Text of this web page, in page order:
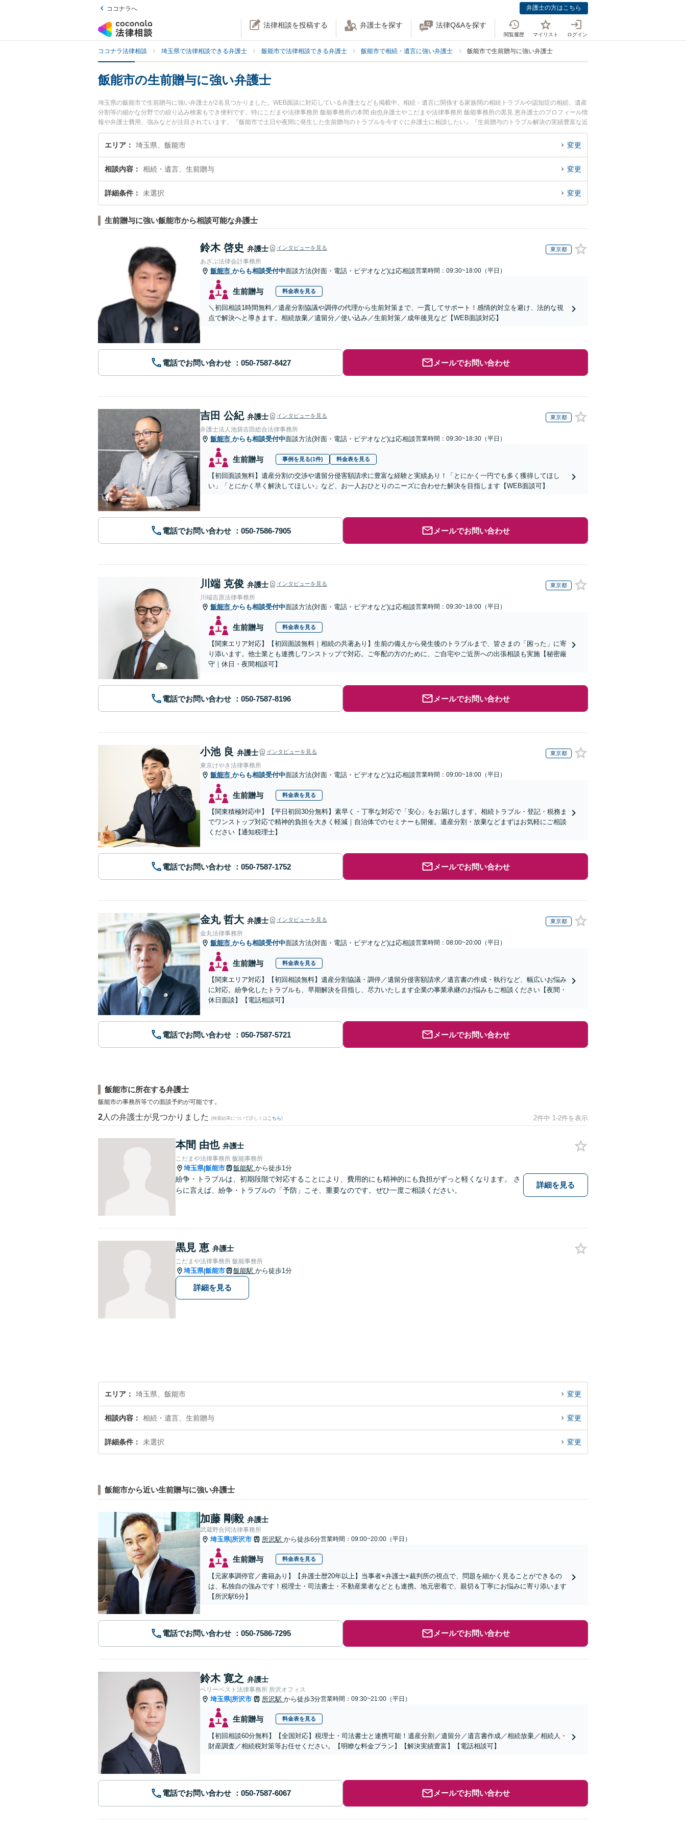
ココナラへ 弁護士の方はこちら
法律相談を投稿する 弁護士を探す 法律Q&Aを探す
閲覧履歴 マイリスト ログイン
ココナラ法律相談 埼玉県で法律相談できる弁護士 飯能市で法律相談できる弁護士 飯能市で相続・遺言に強い弁護士 飯能市で生前贈与に強い弁護士
飯能市の生前贈与に強い弁護士
埼玉県の飯能市で生前贈与に強い弁護士が2名見つかりました。WEB面談に対応している弁護士なども掲載中。相続・遺言に関係する家族間の相続トラブルや認知症の相続、遺産
分割等の細かな分野での絞り込み検索もでき便利です。特にこだまや法律事務所 飯能事務所の本間 由也弁護士やこだまや法律事務所 飯能事務所の黒見 恵弁護士のプロフィール情
報や弁護士費用、強みなどが注目されています。『飯能市で土日や夜間に発生した生前贈与のトラブルを今すぐに弁護士に相談したい』『生前贈与のトラブル解決の実績豊富な近
くの弁護士を検索したい』『初回相談無料で生前贈与を法律相談できる飯能市内の弁護士に相談予約したい』などでお困りの相談者さんにおすすめです。
エリア 埼玉県、飯能市 変更
相談内容 相続・遺言、生前贈与 変更
詳細条件 未選択 変更
生前贈与に強い飯能市から相談可能な弁護士
鈴木 啓史 弁護士 インタビューを見る 東京都
あざぶ法律会計事務所
飯能市 からも相談受付中面談方法(対面・電話・ビデオなど)は応相談営業時間：09:30~18:00（平日）
生前贈与 料金表を見る
＼初回相談1時間無料／遺産分割協議や調停の代理から生前対策まで、一貫してサポート！感情的対立を避け、法的な視
点で解決へと導きます。相続放棄／遺留分／使い込み／生前対策／成年後見など【WEB面談対応】
電話でお問い合わせ メールでお問い合わせ
吉田 公紀 弁護士 インタビューを見る 東京都
弁護士法人池袋吉田総合法律事務所
飯能市 からも相談受付中面談方法(対面・電話・ビデオなど)は応相談営業時間：09:30~18:30（平日）
生前贈与 事例を見る(1件) 料金表を見る
【初回面談無料】遺産分割の交渉や遺留分侵害額請求に豊富な経験と実績あり！「とにかく一円でも多く獲得してほし
い」「とにかく早く解決してほしい」など、お一人おひとりのニーズに合わせた解決を目指します【WEB面談可】
電話でお問い合わせ メールでお問い合わせ
川端 克俊 弁護士 インタビューを見る 東京都
川端吉原法律事務所
飯能市 からも相談受付中面談方法(対面・電話・ビデオなど)は応相談営業時間：09:30~18:00（平日）
生前贈与 料金表を見る
【関東エリア対応】【初回面談無料｜相続の共著あり】生前の備えから発生後のトラブルまで、皆さまの「困った」に寄
り添います。他士業とも連携しワンストップで対応。ご年配の方のために、ご自宅やご近所への出張相談も実施【秘密厳
守｜休日・夜間相談可】
電話でお問い合わせ メールでお問い合わせ
小池 良 弁護士 インタビューを見る 東京都
東京けやき法律事務所
飯能市 からも相談受付中面談方法(対面・電話・ビデオなど)は応相談営業時間：09:00~18:00（平日）
生前贈与 料金表を見る
【関東積極対応中】【平日初回30分無料】素早く・丁寧な対応で「安心」をお届けします。相続トラブル・登記・税務ま
でワンストップ対応で精神的負担を大きく軽減｜自治体でのセミナーも開催。遺産分割・放棄などまずはお気軽にご相談
ください【通知税理士】
電話でお問い合わせ メールでお問い合わせ
金丸 哲大 弁護士 インタビューを見る 東京都
金丸法律事務所
飯能市 からも相談受付中面談方法(対面・電話・ビデオなど)は応相談営業時間：08:00~20:00（平日）
生前贈与 料金表を見る
【関東エリア対応】【初回相談無料】遺産分割協議・調停／遺留分侵害額請求／遺言書の作成・執行など、幅広いお悩み
に対応。紛争化したトラブルも、早期解決を目指し、尽力いたします企業の事業承継のお悩みもご相談ください【夜間・
休日面談】【電話相談可】
電話でお問い合わせ メールでお問い合わせ
飯能市に所在する弁護士
飯能市の事務所等での面談予約が可能です。
2 人の弁護士が見つかりました (検索結果について詳しくは こちら) 2件中 1-2件を表示
本間 由也 弁護士
こだまや法律事務所 飯能事務所
埼玉県|飯能市 飯能駅 から徒歩1分
紛争・トラブルは、初期段階で対応することにより、費用的にも精神的にも負担がずっと軽くなります。 さ
らに言えば、紛争・トラブルの「予防」こそ、重要なのです。ぜひ一度ご相談ください。
詳細を見る
黒見 恵 弁護士
こだまや法律事務所 飯能事務所
埼玉県|飯能市 飯能駅 から徒歩1分
詳細を見る
エリア 埼玉県、飯能市 変更
相談内容 相続・遺言、生前贈与 変更
詳細条件 未選択 変更
飯能市から近い生前贈与に強い弁護士
加藤 剛毅 弁護士
武蔵野合同法律事務所
埼玉県| 所沢市 所沢駅 から徒歩6分営業時間：09:00~20:00（平日）
生前贈与 料金表を見る
【元家事調停官／書籍あり】【弁護士歴20年以上】当事者×弁護士×裁判所の視点で、問題を細かく見ることができるの
は、私独自の強みです！税理士・司法書士・不動産業者などとも連携。地元密着で、親切＆丁寧にお悩みに寄り添います
【所沢駅6分】
電話でお問い合わせ メールでお問い合わせ
鈴木 寛之 弁護士
ベリーベスト法律事務所 所沢オフィス
埼玉県| 所沢市 所沢駅 から徒歩3分営業時間：09:30~21:00（平日）
生前贈与 料金表を見る
【初回相談60分無料】【全国対応】税理士・司法書士と連携可能！遺産分割／遺留分／遺言書作成／相続放棄／相続人・
財産調査／相続税対策等お任せください。【明瞭な料金プラン】【解決実績豊富】【電話相談可】
電話でお問い合わせ メールでお問い合わせ